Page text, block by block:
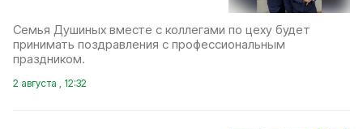
Семья Душиных вместе с коллегами по цеху будет
принимать поздравления с профессиональным
праздником.
2 августа , 12:32